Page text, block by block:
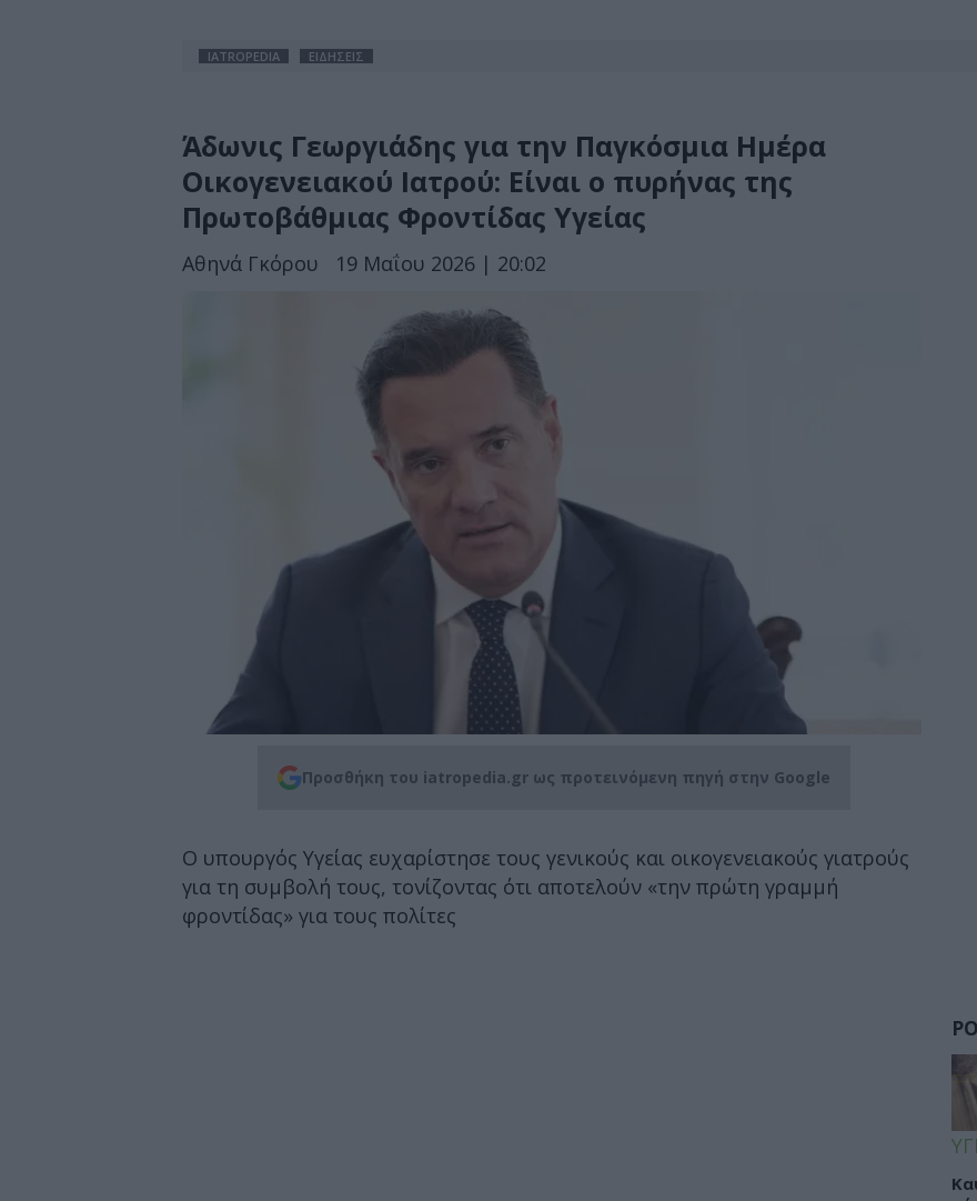
IATROPEDIA ΕΙΔΗΣΕΙΣ
Άδωνις Γεωργιάδης για την Παγκόσμια Ημέρα
Οικογενειακού Ιατρού: Eίναι ο πυρήνας της
Πρωτοβάθμιας Φροντίδας Υγείας
Αθηνά Γκόρου 19 Μαΐου 2026 | 20:02
Προσθήκη του iatropedia.gr ως προτεινόμενη πηγή στην Google
Ο υπουργός Υγείας ευχαρίστησε τους γενικούς και οικογενειακούς γιατρούς
για τη συμβολή τους, τονίζοντας ότι αποτελούν «την πρώτη γραμμή
φροντίδας» για τους πολίτες